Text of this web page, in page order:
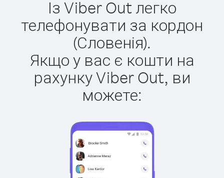
Із Viber Out легко
телефонувати за кордон
(Словенія).
Якщо у вас є кошти на
рахунку Viber Out, ви
можете: